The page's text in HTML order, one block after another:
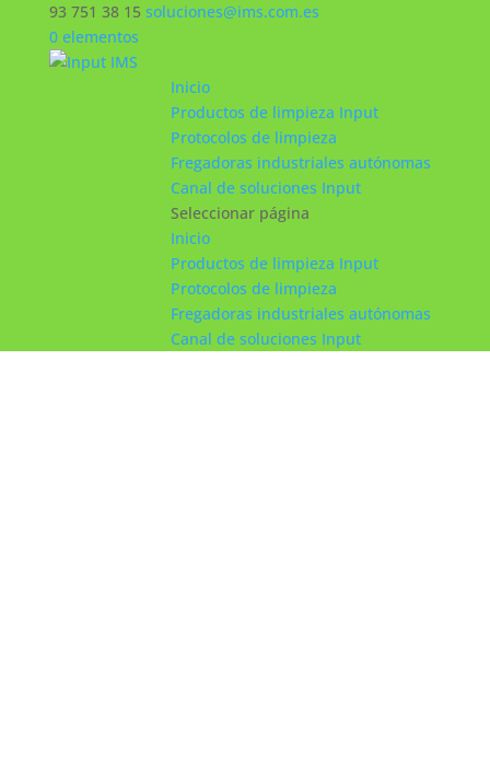
93 751 38 15 soluciones@ims.com.es
0 elementos
Inicio
Productos de limpieza Input
Protocolos de limpieza
Fregadoras industriales autónomas
Canal de soluciones Input
Seleccionar página
Inicio
Productos de limpieza Input
Protocolos de limpieza
Fregadoras industriales autónomas
Canal de soluciones Input